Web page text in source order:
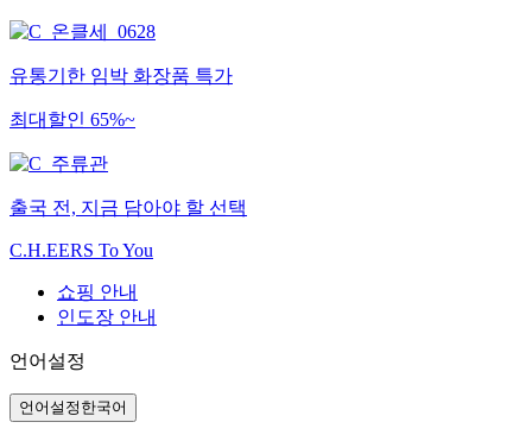
유통기한 임박 화장품 특가
최대할인 65%~
출국 전, 지금 담아야 할 선택
C.H.EERS To You
쇼핑 안내
인도장 안내
언어설정
언어설정 한국어